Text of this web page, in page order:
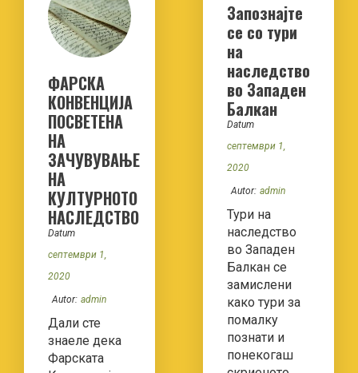
ФАРСКА
КОНВЕНЦИЈА
ПОСВЕТЕНА
НА
ЗАЧУВУВАЊЕ
НА
КУЛТУРНОТО
НАСЛЕДСТВО
Datum
септември 1,
2020
Autor: admin
Дали сте
знаеле дека
Фарската
Запознајте
се со тури
на
наследство
во Западен
Балкан
Datum
септември 1,
2020
Autor: admin
Тури на
наследство
во Западен
Балкан се
замислени
како тури за
помалку
познати и
понекогаш